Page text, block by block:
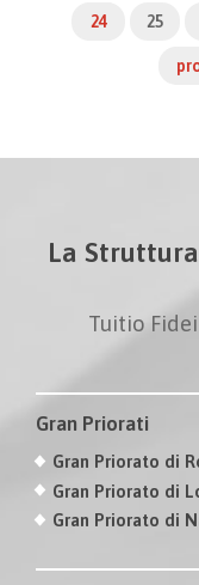
24 25
La
Tuitio
Gran Priorati
Gran Priorato di
Gran Priorato di
Gran Priorato di